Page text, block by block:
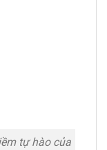
tự hào của